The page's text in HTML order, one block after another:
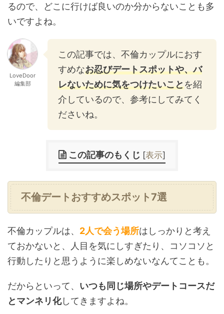
るので、どこに行けば良いのか分からないことも多
いですよね。
LoveDoor
編集部
この記事では、不倫カップルにおす
すめなお忍びデートスポットや、バ
レないために気をつけたいことを紹
介しているので、参考にしてみてく
ださいね。
この記事のもくじ [表示]
不倫デートおすすめスポット7選
不倫カップルは、 2人で会う場所はしっかりと考え
ておかないと、人目を気にしすぎたり、コソコソと
行動したりと思うように楽しめないなんてことも。
だからといって、 いつも同じ場所やデートコースだ
とマンネリ化してきますよね。